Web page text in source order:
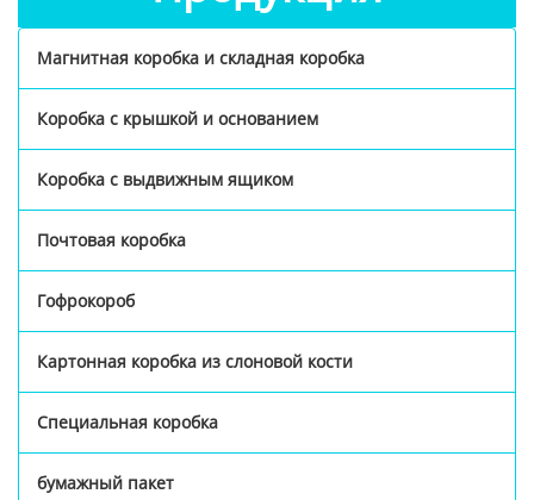
Магнитная коробка и складная коробка
Коробка с крышкой и основанием
Коробка с выдвижным ящиком
Почтовая коробка
Гофрокороб
Картонная коробка из слоновой кости
Специальная коробка
бумажный пакет